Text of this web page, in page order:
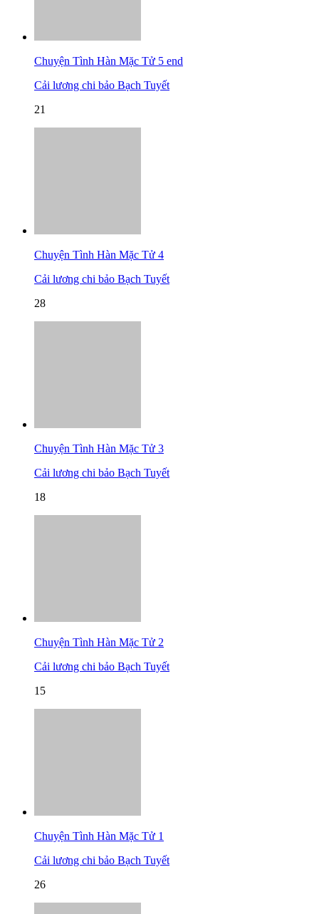
Chuyện Tình Hàn Mặc Tử 5 end
Cải lương chi bảo Bạch Tuyết
21
Chuyện Tình Hàn Mặc Tử 4
Cải lương chi bảo Bạch Tuyết
28
Chuyện Tình Hàn Mặc Tử 3
Cải lương chi bảo Bạch Tuyết
18
Chuyện Tình Hàn Mặc Tử 2
Cải lương chi bảo Bạch Tuyết
15
Chuyện Tình Hàn Mặc Tử 1
Cải lương chi bảo Bạch Tuyết
26